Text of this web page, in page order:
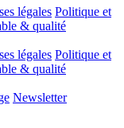
légales Politique et
& qualité
légales Politique et
& qualité
Newsletter